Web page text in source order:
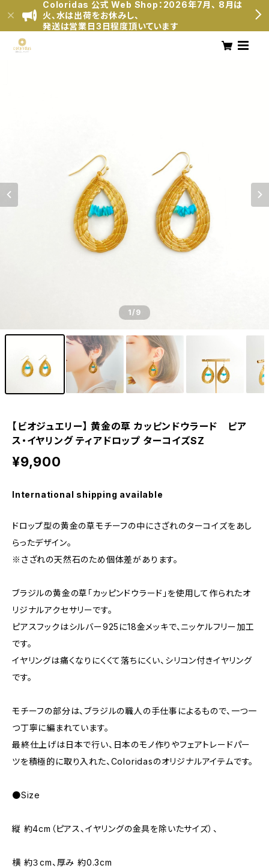
Coloridas 公式 Web Shop：2026年7月、 8月は
火、水は出荷をお休みし、
発送は営業日3日程度頂いています
1/9
【ビオジュエリー】 黄金の草 カッピンドウラード ピア
ス・イヤリング ティアドロップ ターコイズSZ
¥9,900
International shipping available
ドロップ型の黄金の草モチーフの中にさざれのターコイズをあし
らったデザイン。
※さざれの天然石のため個体差があります。
ブラジルの黄金の草「カッピンドウラード」を使用して作られたオ
リジナルアクセサリーです。
ピアスフックはシルバー925に18金メッキで、ニッケルフリー加工
です。
イヤリングは痛くなりにくくて落ちにくい、シリコン付きイヤリング
です。
モチーフの部分は、ブラジルの職人の手仕事によるもので、一つ一
つ丁寧に編まれています。
最終仕上げは日本で行い、日本のモノ作りやフェアトレードパー
ツを積極的に取り入れた、Coloridasのオリジナルアイテムです。
●Size
縦 約4cm（ピアス、イヤリングの金具を除いたサイズ）、
横 約３cm、厚み 約0.3cm